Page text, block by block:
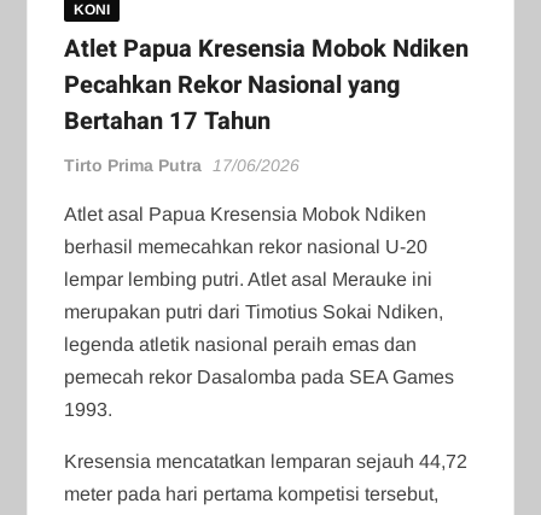
KONI
​Atlet Papua Kresensia Mobok Ndiken
Pecahkan Rekor Nasional yang
Bertahan 17 Tahun
Tirto Prima Putra 17/06/2026
Atlet asal Papua Kresensia Mobok Ndiken
berhasil memecahkan rekor nasional U-20
lempar lembing putri. Atlet asal Merauke ini
merupakan putri dari Timotius Sokai Ndiken,
legenda atletik nasional peraih emas dan
pemecah rekor Dasalomba pada SEA Games
1993.
Kresensia mencatatkan lemparan sejauh 44,72
meter pada hari pertama kompetisi tersebut,